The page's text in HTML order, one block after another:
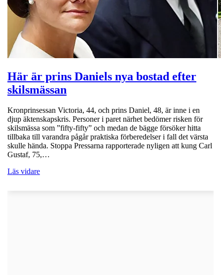
Här är prins Daniels nya bostad efter
skilsmässan
Kronprinsessan Victoria, 44, och prins Daniel, 48, är inne i en
djup äktenskapskris. Personer i paret närhet bedömer risken för
skilsmässa som ”fifty-fifty” och medan de bägge försöker hitta
tillbaka till varandra pågår praktiska förberedelser i fall det värsta
skulle hända. Stoppa Pressarna rapporterade nyligen att kung Carl
Gustaf, 75,…
Läs vidare